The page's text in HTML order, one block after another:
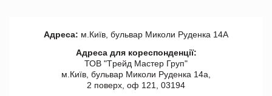
Адреса: м.Київ, бульвар Миколи Руденка 14А
Адреса для кореспонденції:
ТОВ "Tрейд Мастер Груп"
м.Київ, бульвар Миколи Руденка 14а,
2 поверх, оф 121, 03194